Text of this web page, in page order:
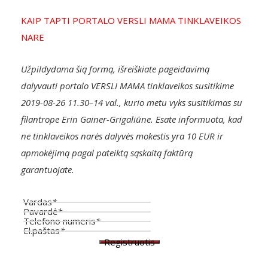
KAIP TAPTI PORTALO VERSLI MAMA TINKLAVEIKOS
NARE
Užpildydama šią formą, išreiškiate pageidavimą
dalyvauti portalo VERSLI MAMA tinklaveikos susitikime
2019-08-26 11.30–14 val., kurio metu vyks susitikimas su
filantrope Erin Gainer-Grigaliūne. Esate informuota, kad
ne tinklaveikos narės dalyvės mokestis yra 10 EUR ir
apmokėjimą pagal pateiktą sąskaitą faktūrą
garantuojate.
Vardas*
Pavardė*
Telefono numeris*
El.paštas*
Registruotis